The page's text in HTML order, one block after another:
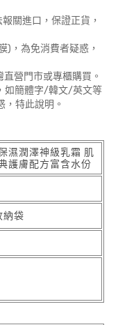
關進口，保證正貨，
)，為免消費者疑惑，
營門市或專櫃購買。
如簡體字/韓文/英文等
特此說明。
濕潤澤神級乳霜 肌
護膚配方富含水份
袋